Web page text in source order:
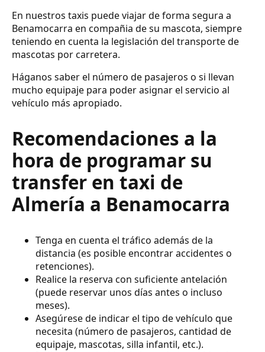
En nuestros taxis puede viajar de forma segura a
Benamocarra en compañia de su mascota, siempre
teniendo en cuenta la legislación del transporte de
mascotas por carretera.
Háganos saber el número de pasajeros o si llevan
mucho equipaje para poder asignar el servicio al
vehículo más apropiado.
Recomendaciones a la
hora de programar su
transfer en taxi de
Almería a Benamocarra
Tenga en cuenta el tráfico además de la
distancia (es posible encontrar accidentes o
retenciones).
Realice la reserva con suficiente antelación
(puede reservar unos días antes o incluso
meses).
Asegúrese de indicar el tipo de vehículo que
necesita (número de pasajeros, cantidad de
equipaje, mascotas, silla infantil, etc.).